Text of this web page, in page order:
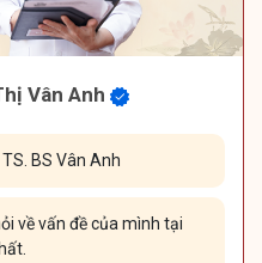
Vân Anh
BS Vân Anh
về vấn đề của mình tại